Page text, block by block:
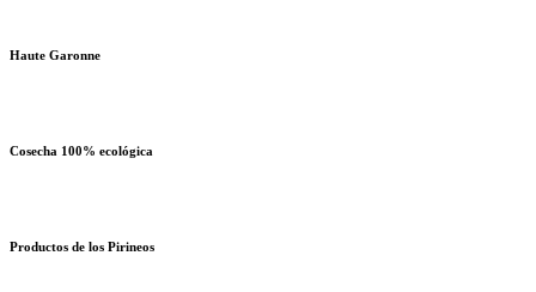
Haute Garonne
Cosecha 100% ecológica
Productos de los Pirineos